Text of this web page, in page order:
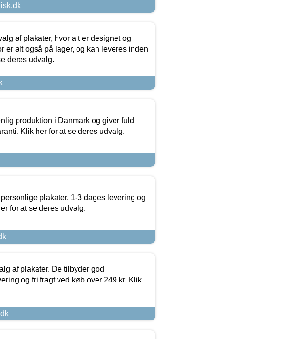
af plakater, hvor alt er designet og
er alt også på lager, og kan leveres inden
deres udvalg.
produktion i Danmark og giver fuld
Klik her for at se deres udvalg.
plakater. 1-3 dages levering og
for at se deres udvalg.
af plakater. De tilbyder god
og fri fragt ved køb over 249 kr. Klik